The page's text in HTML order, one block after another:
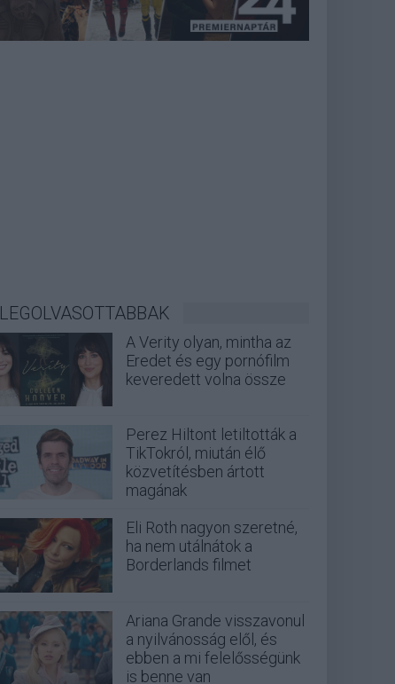
LEGOLVASOTTABBAK
A Verity olyan, mintha az
Eredet és egy pornófilm
keveredett volna össze
Perez Hiltont letiltották a
TikTokról, miután élő
közvetítésben ártott
magának
Eli Roth nagyon szeretné,
ha nem utálnátok a
Borderlands filmet
Ariana Grande visszavonul
a nyilvánosság elől, és
ebben a mi felelősségünk
is benne van